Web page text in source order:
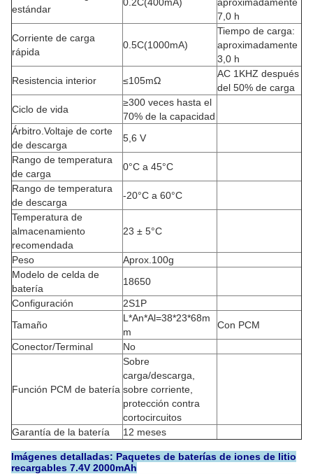
estándar
7,0 h
Corriente de carga
rápida
0.5C(1000mA)
Tiempo de carga:
aproximadamente
3,0 h
Resistencia interior
≤105mΩ
AC 1KHZ después
del 50% de carga
Ciclo de vida
≥300 veces hasta el
70% de la capacidad
Árbitro.Voltaje de corte
de descarga
5,6 V
Rango de temperatura
de carga
0°C a 45°C
Rango de temperatura
de descarga
-20°C a 60°C
Temperatura de
almacenamiento
recomendada
23 ± 5°C
Peso
Aprox.100g
Modelo de celda de
batería
18650
Configuración
2S1P
Tamaño
L*An*Al=38*23*68m
m
Con PCM
Conector/Terminal
No
Función PCM de batería
Sobre
carga/descarga,
sobre corriente,
protección contra
cortocircuitos
Garantía de la batería
12 meses
Imágenes detalladas: Paquetes de baterías de iones de litio
recargables 7.4V 2000mAh